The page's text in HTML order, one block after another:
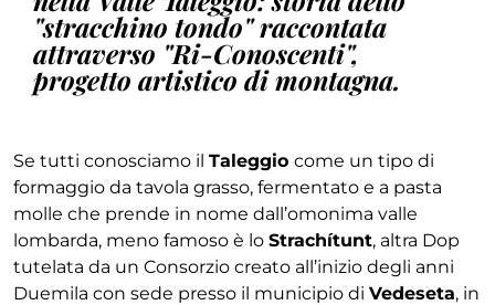
"stracchino tondo" raccontata
attraverso "Ri-Conoscenti",
progetto artistico di montagna.
Se tutti conosciamo il Taleggio come un tipo di
formaggio da tavola grasso, fermentato e a pasta
molle che prende in nome dall’omonima valle
lombarda, meno famoso è lo Strachítunt, altra Dop
tutelata da un Consorzio creato all’inizio degli anni
Duemila con sede presso il municipio di Vedeseta, in